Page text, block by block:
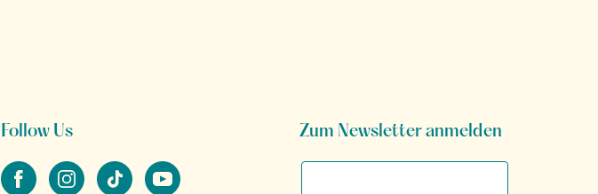
Follow Us
facebookinstagramtiktok youtube
Zum Newsletter anmelden